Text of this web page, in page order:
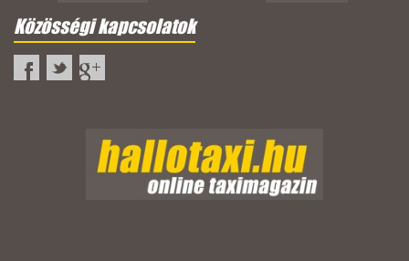
Közösségi kapcsolatok